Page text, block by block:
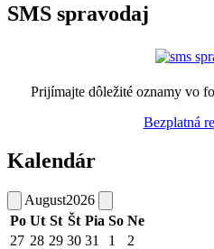
SMS spravodaj
Prijímajte dôležité oznamy vo
Bezplatná
Kalendár
August2026
Po Ut St Št Pia So Ne
27 28 29 30 31 1
2